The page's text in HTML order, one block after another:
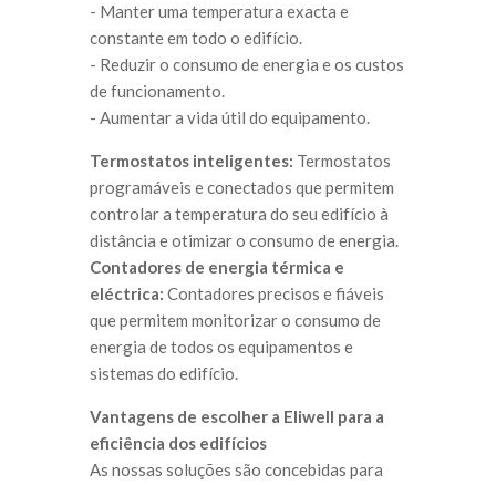
- Manter uma temperatura exacta e
constante em todo o edifício.
- Reduzir o consumo de energia e os custos
de funcionamento.
- Aumentar a vida útil do equipamento.
Termostatos inteligentes: Termostatos
programáveis e conectados que permitem
controlar a temperatura do seu edifício à
distância e otimizar o consumo de energia.
Contadores de energia térmica e
eléctrica: Contadores precisos e fiáveis
que permitem monitorizar o consumo de
energia de todos os equipamentos e
sistemas do edifício.
Vantagens de escolher a Eliwell para a
eficiência dos edifícios
As nossas soluções são concebidas para